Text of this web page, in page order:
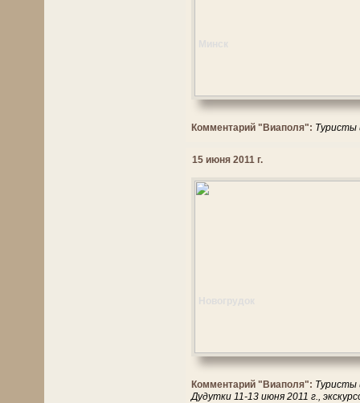
Комментарий "Виаполя": Туристы
15 июня 2011 г.
Комментарий "Виаполя": Туристы
Дудутки 11-13 июня 2011 г.,